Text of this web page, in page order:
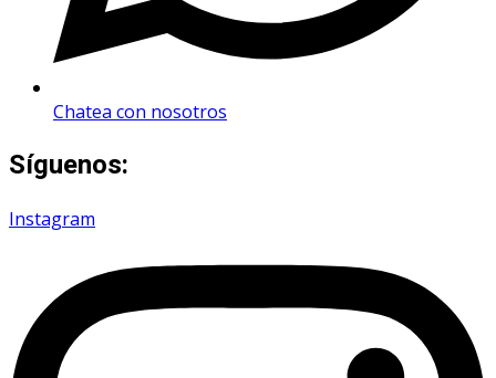
Chatea con nosotros
Síguenos:
Instagram